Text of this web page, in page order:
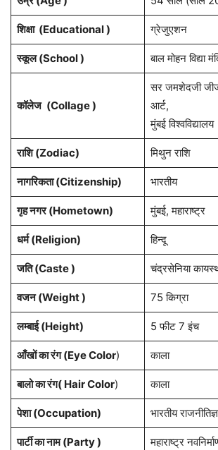
शिक्षा (Educational ) ग्रेजुएशन
स्कूल (School ) बाल मोहन विद्या
कॉलेज (Collage )
सर जमशेदजी
आर्ट,
मुंबई विश्वविद्यालय
राशि(Zodiac) मिथुन राशि
नागरिकता(Citizenship) भारतीय
गृह नगर(Hometown) मुंबई, महाराष्ट्र
धर्म (Religion) हिन्दू
जति (Caste ) चंद्रसेनिया
वजन (Weight ) 75 किग्रा
लम्बाई (Height) 5 फीट 7 इंच
आँखों का रंग (Eye Color) काला
बालो का रंग( Hair Color) काला
पेशा(Occupation) भारतीय
पार्टी का नाम (Party ) महाराष्ट्र